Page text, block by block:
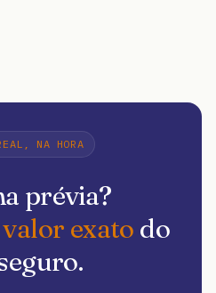
NA HORA
prévia?
exato do